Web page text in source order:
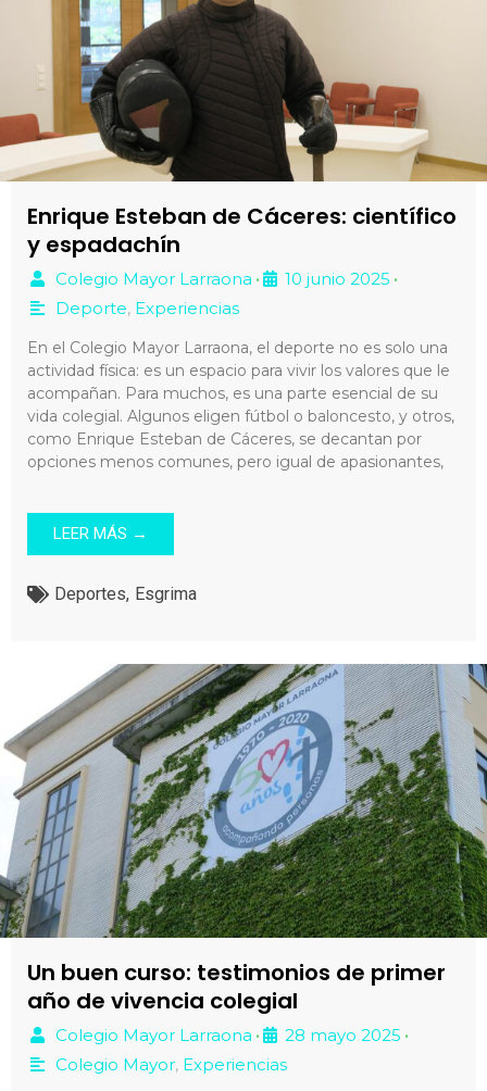
Enrique Esteban de Cáceres: científico
y espadachín
Colegio Mayor Larraona • 10 junio 2025 •
Deporte, Experiencias
En el Colegio Mayor Larraona, el deporte no es solo una
actividad física: es un espacio para vivir los valores que le
acompañan. Para muchos, es una parte esencial de su
vida colegial. Algunos eligen fútbol o baloncesto, y otros,
como Enrique Esteban de Cáceres, se decantan por
opciones menos comunes, pero igual de apasionantes,
LEER MÁS →
Deportes, Esgrima
Un buen curso: testimonios de primer
año de vivencia colegial
Colegio Mayor Larraona • 28 mayo 2025 •
Colegio Mayor, Experiencias